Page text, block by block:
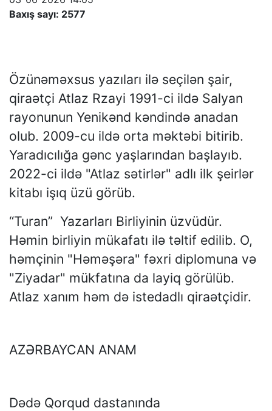
Baxış sayı: 2577
Özünəməxsus yazıları ilə seçilən şair,
qiraətçi Atlaz Rzayi 1991-ci ildə Salyan
rayonunun Yenikənd kəndində anadan
olub. 2009-cu ildə orta məktəbi bitirib.
Yaradıcılığa gənc yaşlarından başlayıb.
2022-ci ildə "Atlaz sətirlər" adlı ilk şeirlər
kitabı işıq üzü görüb.
“Turan” Yazarları Birliyinin üzvüdür.
Həmin birliyin mükafatı ilə təltif edilib. O,
həmçinin "Həməşəra" fəxri diplomuna və
"Ziyadar" mükfatına da layiq görülüb.
Atlaz xanım həm də istedadlı qiraətçidir.
AZƏRBAYCAN ANAM
Dədə Qorqud dastanında